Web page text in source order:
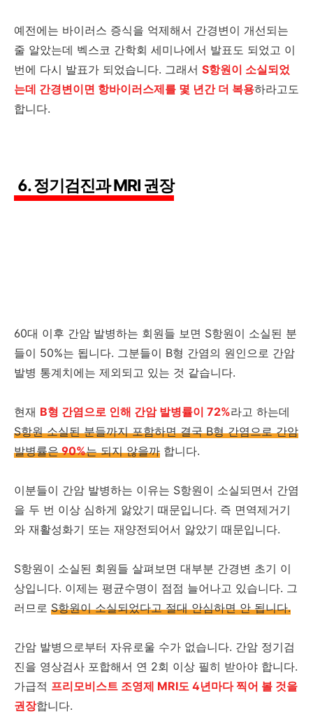
예전에는 바이러스 증식을 억제해서 간경변이 개선되는
줄 알았는데 벡스코 간학회 세미나에서 발표도 되었고 이
번에 다시 발표가 되었습니다. 그래서 S항원이 소실되었
는데 간경변이면 항바이러스제를 몇 년간 더 복용하라고도
합니다.
6. 정기검진과 MRI 권장
60대 이후 간암 발병하는 회원들 보면 S항원이 소실된 분
들이 50%는 됩니다. 그분들이 B형 간염의 원인으로 간암
발병 통계치에는 제외되고 있는 것 같습니다.
현재 B형 간염으로 인해 간암 발병률이 72%라고 하는데
S항원 소실된 분들까지 포함하면 결국 B형 간염으로 간암
발병률은90%는 되지 않을까 합니다.
이분들이 간암 발병하는 이유는 S항원이 소실되면서 간염
을 두 번 이상 심하게 앓았기 때문입니다. 즉 면역제거기
와 재활성화기 또는 재양전되어서 앓았기 때문입니다.
S항원이 소실된 회원들 살펴보면 대부분 간경변 초기 이
상입니다. 이제는 평균수명이 점점 늘어나고 있습니다. 그
러므로 S항원이 소실되었다고 절대 안심하면 안 됩니다.
간암 발병으로부터 자유로울 수가 없습니다. 간암 정기검
진을 영상검사 포합해서 연 2회 이상 필히 받아야 합니다.
가급적 프리모비스트 조영제 MRI도 4년마다 찍어 볼 것을
권장합니다.